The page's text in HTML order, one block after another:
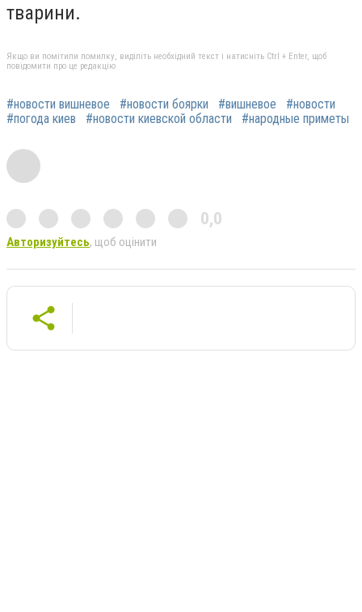
тварини.
Якщо ви помітили помилку, виділіть необхідний текст і натисніть Ctrl + Enter, щоб
повідомити про це редакцію
#новости вишневое #новости боярки #вишневое
#новости
#погода киев
#новости киевской области #народные приметы
0,0
Авторизуйтесь, щоб оцінити